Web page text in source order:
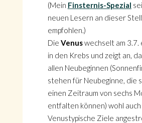
(Mein Finsternis-Spezial
neuen Lesern an dieser
empfohlen.)
Die Venuswechselt am 3.7.
in den Krebs und zeigt an,
allen Neubeginnen
stehen für Neubeginne, die
einen Zeitraum von sechs
entfalten können) wohl auch
Venustypische Ziele